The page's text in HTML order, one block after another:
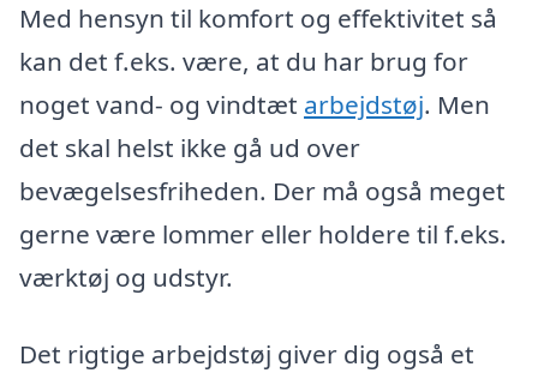
Med hensyn til komfort og effektivitet så
kan det f.eks. være, at du har brug for
noget vand- og vindtæt arbejdstøj. Men
det skal helst ikke gå ud over
bevægelsesfriheden. Der må også meget
gerne være lommer eller holdere til f.eks.
værktøj og udstyr.
Det rigtige arbejdstøj giver dig også et